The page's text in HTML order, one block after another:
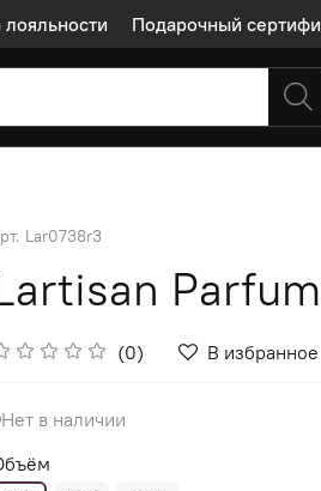
Подарочный
Lar0738r3
(0) В избранное
Нет в наличии